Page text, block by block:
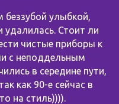
улыбкой,
Стоит ли
чистые приборы к
с неподдельным
в середине пути,
как 90-е сейчас в
на стиль)))).